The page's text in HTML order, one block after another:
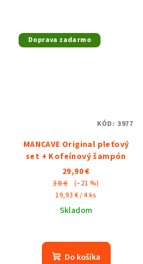
Doprava zadarmo
MANCAVE Original pleťový
set + Kofeínový šampón
29,90 €
38 € (–21 %)
Jednotková
cena:
19,93 € / 4 ks
Skladom
Do košíka
KÓD: 3977